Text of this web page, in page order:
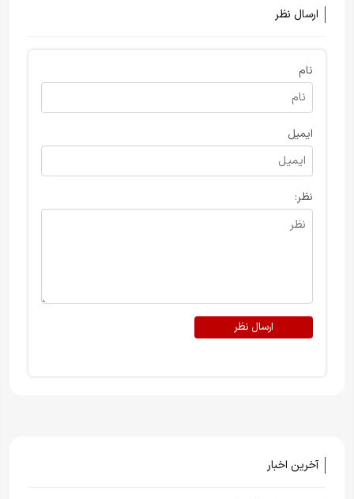
ارسال نظر
نام
ایمیل
نظر:
ارسال نظر
آخرین اخبار